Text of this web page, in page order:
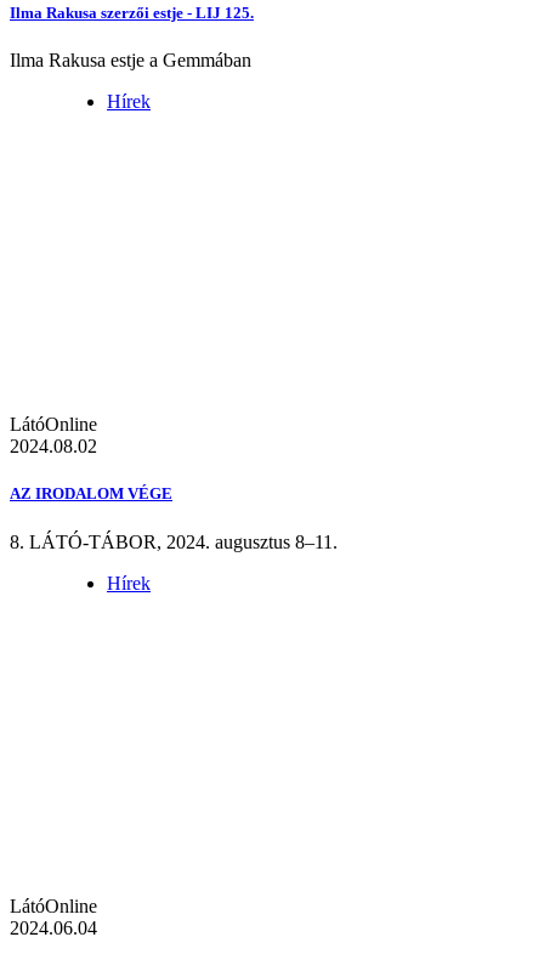
Ilma Rakusa szerzői estje - LIJ 125.
Ilma Rakusa estje a Gemmában
Hírek
LátóOnline
2024.08.02
AZ IRODALOM VÉGE
8. LÁTÓ-TÁBOR, 2024. augusztus 8–11.
Hírek
LátóOnline
2024.06.04